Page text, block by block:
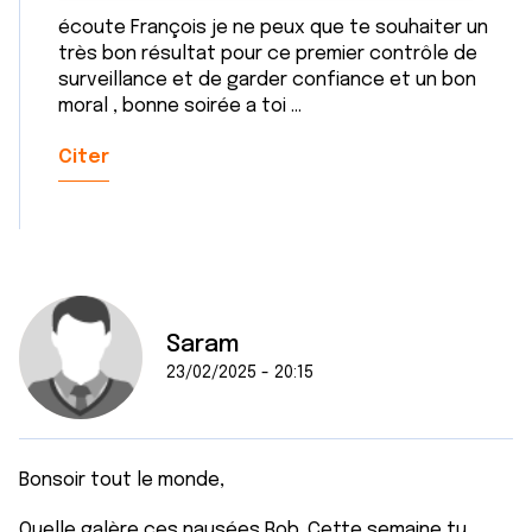
publicité et d'analyse, qui peuvent combiner celles-ci
avec d'autres informations que vous leur avez fournies
ou qu'ils ont collectées lors de votre utilisation de leurs
services.
écoute François je ne peux que te souhaiter un
très bon résultat pour ce premier contrôle de
surveillance et de garder confiance et un bon
moral , bonne soirée a toi ...
Citer
Saram
23/02/2025 - 20:15
Bonsoir tout le monde,